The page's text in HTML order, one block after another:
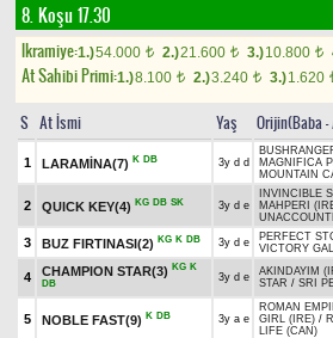
8. Koşu 17.30
Ikramiye:1.)54.000 t 2.)21.600 t 3.)10.800 t
At Sahibi Primi:1.)8.100 t 2.)3.240 t 3.)1.620
S At İsmi Yaş Orijin(Baba -
1 LARAMİNA(7) K DB 3y d d
MAGNIFICA
MOUNTAIN
2 QUICK KEY(4) KG DB SK 3y d e
INVINCIBLE
MAHPERI
3 BUZ FIRTINASI(2) KG K DB 3y d e PERFECT
VICTORY
4 CHAMPION STAR(3) KG K
DB
3y d e AKINDAYIM
STAR / SRI
5 NOBLE FAST(9) K DB 3y a e
ROMAN
GIRL (IRE) /
LIFE (CAN)